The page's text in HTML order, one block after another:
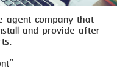
agent company that
and provide after